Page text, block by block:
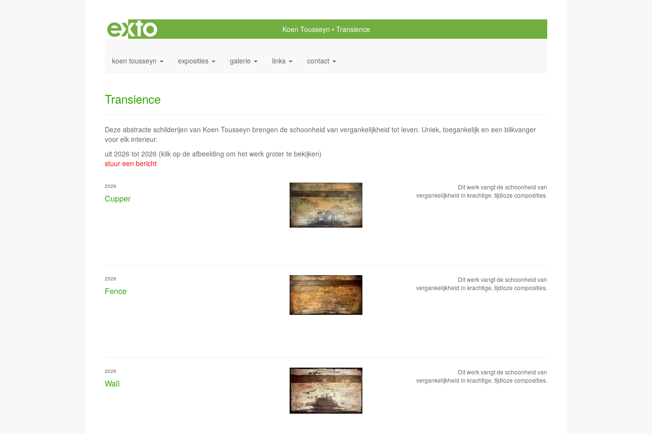
Koen Tousseyn Transience
koen tousseyn exposities galerie links contact
Transience
Deze abstracte schilderijen van Koen Tousseyn brengen de schoonheid van vergankelijkheid tot leven. Uniek, toegankelijk en een blikvanger
voor elk interieur.
uit 2026 tot 2026 (klik op de afbeelding om het werk groter te bekijken)
stuur een bericht
Cupper
2026
Dit werk vangt de schoonheid van
vergankelijkheid in krachtige, tijdloze composities.
Fence
2026
Dit werk vangt de schoonheid van
vergankelijkheid in krachtige, tijdloze composities.
Wall
2026
Dit werk vangt de schoonheid van
vergankelijkheid in krachtige, tijdloze composities.